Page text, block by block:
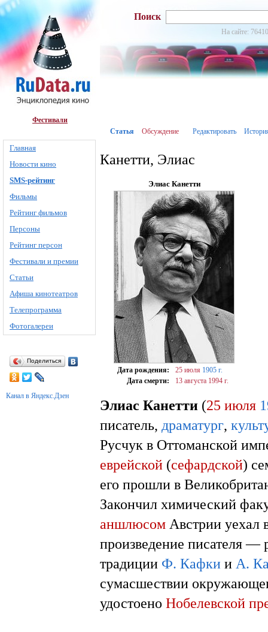
Фестивали
Главная
Новости кино
SMS-рейтинг
Фильмы
Рейтинг фильмов
Персоны
Рейтинг персон
Фестивали и премии
Статьи
Афиша кинотеатров
Телепрограмма
Фотогалереи
Поделиться
Канал в Яндекс.Дзен
Поиск
На сайте:
Статья Обсуждение Редактировать
Канетти, Элиас
Элиас Канетти
Дата рождения: 25 июля 1905 г.
Дата смерти:
13 августа 1994 г.
Элиас Канетти (25 июля
писатель, драматург,
Русчук в Оттоманской
еврейской (сефардской)
его прошли в
Закончил химический
аншлюсом Австрии уехал
произведение писателя —
традиции Ф. Кафки и А.
сумасшествии
удостоено Нобелевской